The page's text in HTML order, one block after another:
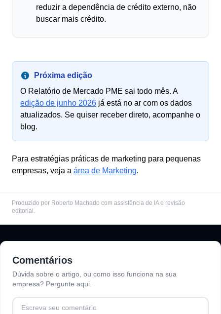
reduzir a dependência de crédito externo, não
buscar mais crédito.
Próxima edição
O Relatório de Mercado PME sai todo mês. A
edição de junho 2026 já está no ar com os dados
atualizados. Se quiser receber direto, acompanhe o
blog.
Para estratégias práticas de marketing para pequenas
empresas, veja a área de Marketing.
Produzido por Roberto Machado com assistência de IA e revisão
editorial.
Comentários
Dúvida sobre o artigo, ou como isso funciona na sua
empresa? Pergunte aqui.